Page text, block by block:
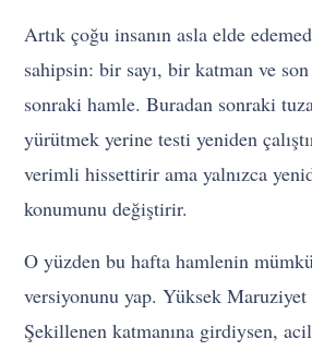
Artık çoğu insanın asla elde
sahipsin: bir sayı, bir katman ve
sonraki hamle. Buradan sonraki
yürütmek yerine testi yeniden
verimli hissettirir ama yalnızca
konumunu değiştirir.
O yüzden bu hafta hamlenin
versiyonunu yap. Yüksek Maruziyet
Şekillenen katmanına girdiysen,